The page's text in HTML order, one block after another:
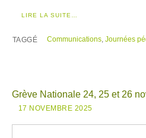
LIRE LA SUITE…
TAGGÉ Communications ,Journées
Grève Nationale 24, 25 et 26
17 NOVEMBRE 2025